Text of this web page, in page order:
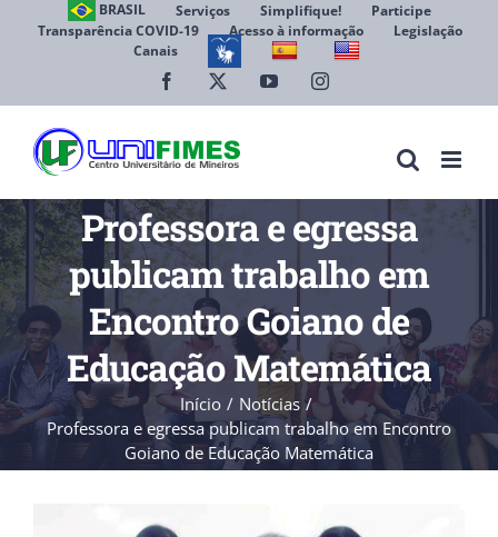
BRASIL Serviços Simplifique!
Participe
Transparência COVID-19
Acesso à informação
Legislação
Canais
Facebook YouTubeInstagram
Professora e egressa
publicam trabalho em
Encontro Goiano de
Educação Matemática
Início
Notícias
Professora e egressa publicam trabalho em Encontro
Goiano de Educação Matemática